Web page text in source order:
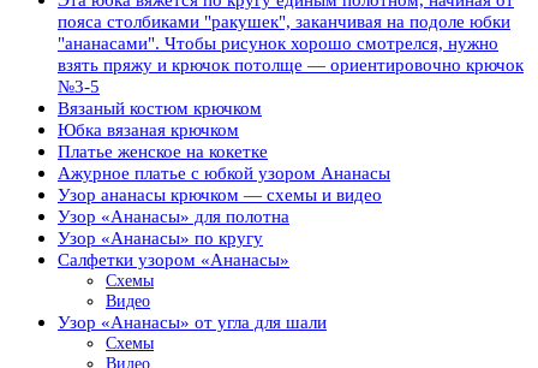
пояса столбиками "ракушек", заканчивая на подоле юбки
"ананасами". Чтобы рисунок хорошо смотрелся, нужно
взять пряжу и крючок потолще — ориентировочно крючок
№3-5
Вязаный костюм крючком
Юбка вязаная крючком
Платье женское на кокетке
Ажурное платье с юбкой узором Ананасы
Узор ананасы крючком — схемы и видео
Узор «Ананасы» для полотна
Узор «Ананасы» по кругу
Салфетки узором «Ананасы»
Схемы
Видео
Узор «Ананасы» от угла для шали
Схемы
Видео